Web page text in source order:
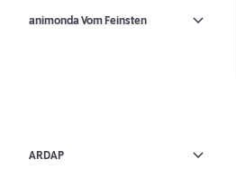
animonda Vom Feinsten
ARDAP